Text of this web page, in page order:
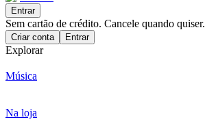
Entrar
Sem cartão de crédito. Cancele quando quiser.
Criar conta Entrar
Explorar
Música
Na loja